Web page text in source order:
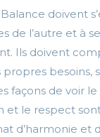
doivent
de l’autre et à
Ils doivent
propres besoins,
façons de voir
et le respect
d’harmonie et